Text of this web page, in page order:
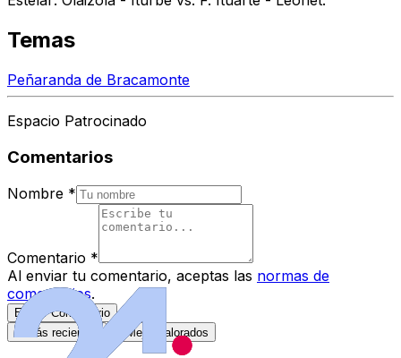
Temas
Peñaranda de Bracamonte
Espacio Patrocinado
Comentarios
Nombre *
Comentario *
Al enviar tu comentario, aceptas las normas de
comentarios.
Enviar Comentario
Más recientes
Mejor valorados